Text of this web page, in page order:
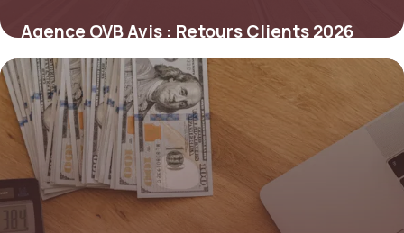
Agence OVB Avis : Retours Clients 2026
2 juin 2026